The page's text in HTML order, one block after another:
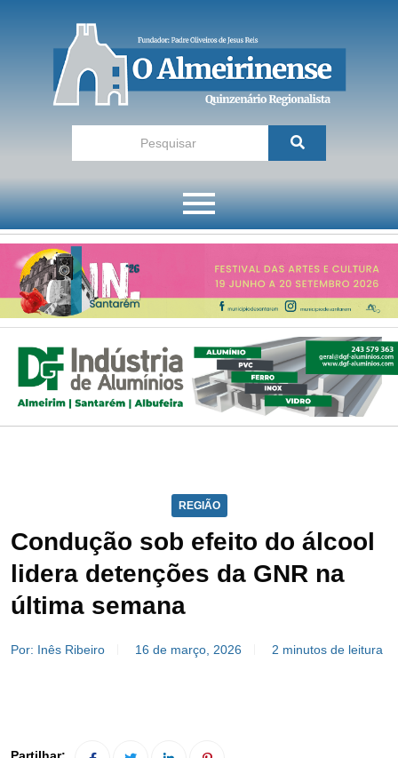
REGIÃO
Condução sob efeito do álcool
lidera detenções da GNR na
última semana
Por: Inês Ribeiro 16 de março, 2026 2 minutos de leitura